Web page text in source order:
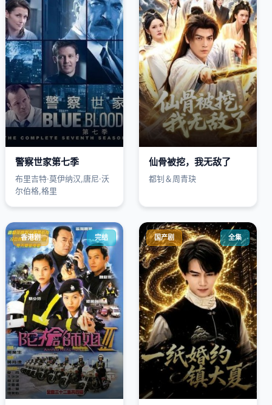
警察世家第七季
布里吉特·莫伊纳汉,唐尼·沃
尔伯格,格里
仙骨被挖，我无敌了
都钊＆周青玦
香港剧 完结 国产剧 全集